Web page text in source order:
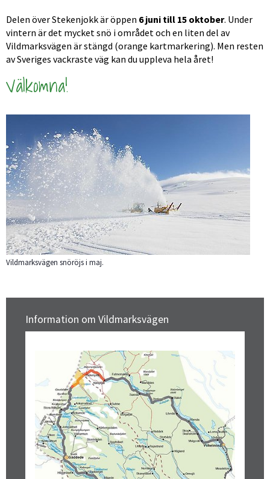
Delen över Stekenjokk är öppen 6 juni till 15 oktober. Under
vintern är det mycket snö i området och en liten del av
Vildmarksvägen är stängd (orange kartmarkering). Men resten
av Sveriges vackraste väg kan du uppleva hela året!
Välkomna!
Vildmarksvägen snöröjs i maj.
Information om Vildmarksvägen